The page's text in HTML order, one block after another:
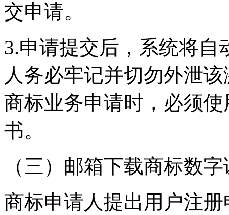
交申请。
3.申请提交后，系统将
人务必牢记并切勿外泄
商标业务申请时，必须
书。
（三）邮箱下载商标数
商标申请人提出用户注